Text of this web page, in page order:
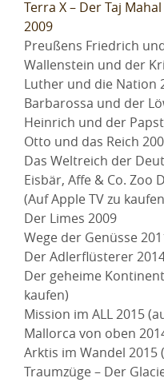
Terra X – Der Taj
2009
Preußens Friedrich
Wallenstein und der
Luther und die Nation
Barbarossa und der
Heinrich und der
Otto und das Reich
Das Weltreich der
Eisbär, Affe & Co. Zoo
(Auf Apple TV zu
Der Limes 2009
Wege der Genüsse
Der Adlerflüsterer
Der geheime
kaufen)
Mission im ALL 2015
Mallorca von oben
Arktis im Wandel 2015
Traumzüge – Der